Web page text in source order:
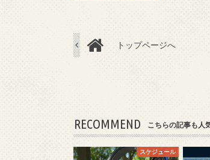
トップページへ
RECOMMEND こちらの記事も人
スケジュール